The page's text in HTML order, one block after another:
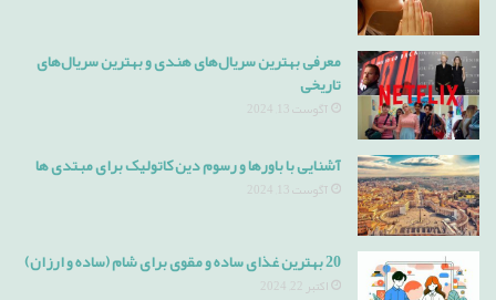
معرفی بهترین سریال‌های هندی و بهترین سریال‌های
تاریخی
آگوست 13, 2024
آشنایی با باورها و رسوم دین کاتولیک برای مبتدی ها
آگوست 13, 2024
20 بهترین غذای ساده و مقوی برای شام (ساده و ارزان)
اکتبر 22, 2024